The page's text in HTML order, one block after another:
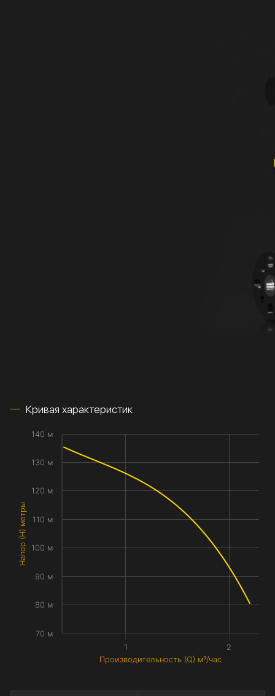
Кривая характеристик
Производительность (Q) м³/час
Напор (H) метры
1 2
70 м
80 м
90 м
100 м
110 м
120 м
130 м
140 м